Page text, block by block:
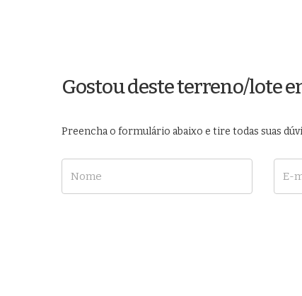
Gostou deste terreno/lote
Preencha o formulário abaixo e tire todas suas